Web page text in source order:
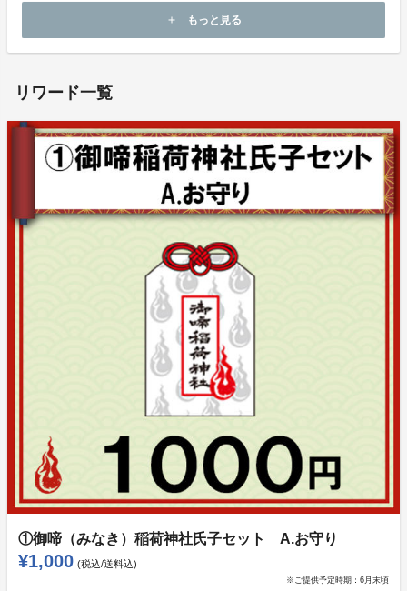
今回実現したい事は【ドラマ＆音楽、朗読イベント、
これまでもすでに数曲のPVを制作してきました。
た。ただ、今回はさらにメインキャラがなぜバンド活動
をして、何を目指しているのかをもっと知ってもらい
この物語がなぜ始まったかという理由、
そして、朗読イベントによってリアルな体験を皆さんと
共有しながら盛り上げていきたいと思いました。
また、今回の目標の上にはさらにストレッチゴールを予
定しております。こちらは以前から少しずつ動かしてい
るキャラクターの３Dモデルなどもありますが、まだま
不足している要素があります。この３Dを完成させるこ
とにより活動の幅が広がり、それによりバンド活動を積
っております。
今作品に登場するバンド「Soul of Fox」をみんなで一
か？
add もっと見る
リワード一覧
①御啼（みなき）稲荷神社氏子セット A.お守り
¥1,000 (税込/送料込)
※ご提供予定時期： 6月末頃